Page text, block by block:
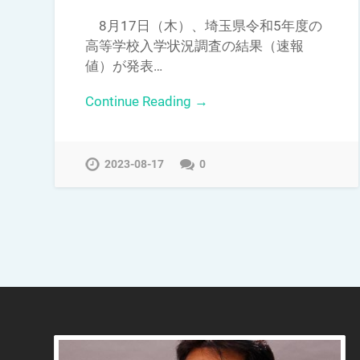
8月17日（木）、埼玉県令和5年度の
高等学校入学状況調査の結果（速報
値）が発表…
Continue Reading →
2023-08-17 0